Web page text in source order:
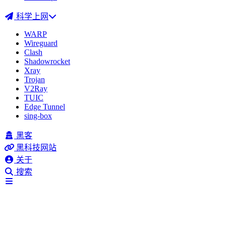
科学上网
WARP
Wireguard
Clash
Shadowrocket
Xray
Trojan
V2Ray
TUIC
Edge Tunnel
sing-box
黑客
黑科技网站
关于
搜索